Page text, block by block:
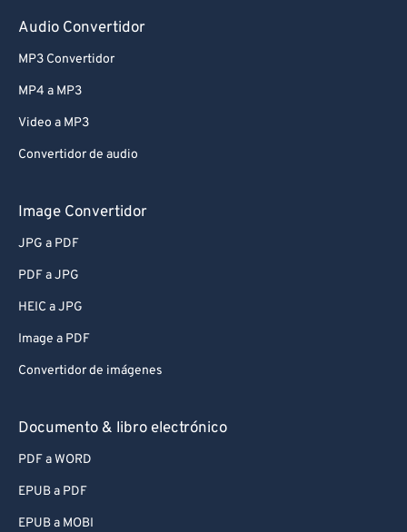
Audio Convertidor
MP3 Convertidor
MP4 a MP3
Video a MP3
Convertidor de audio
Image Convertidor
JPG a PDF
PDF a JPG
HEIC a JPG
Image a PDF
Convertidor de imágenes
Documento & libro electrónico
PDF a WORD
EPUB a PDF
EPUB a MOBI